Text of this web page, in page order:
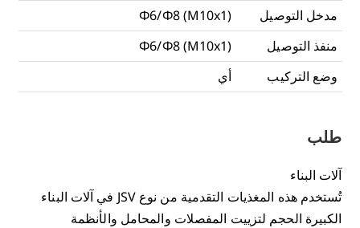
مدخل التوصيل
Φ6/Φ8 (M10x1)
منفذ التوصيل
Φ6/Φ8 (M10x1)
وضع التركيب
أي
طلب
آلات البناء
تُستخدم هذه المغذيات التقدمية من نوع JSV في آلات البناء
الكبيرة الحجم لتزييت المفصلات والمحامل والأنظمة